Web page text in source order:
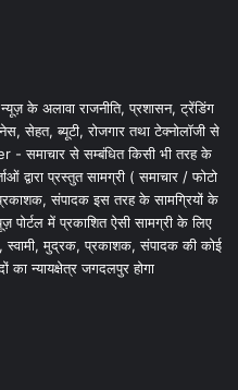
के अलावा राजनीति, प्रशासन, ट्रेंडिंग
सेहत, ब्यूटी, रोजगार तथा टेक्नोलॉजी से
- समाचार से सम्बंधित किसी भी तरह के
द्वारा प्रस्तुत सामग्री ( समाचार / फोटो
प्रकाशक, संपादक इस तरह के सामग्रियों के
पोर्टल में प्रकाशित ऐसी सामग्री के लिए
स्वामी, मुद्रक, प्रकाशक, संपादक की कोई
का न्यायक्षेत्र जगदलपुर होगा